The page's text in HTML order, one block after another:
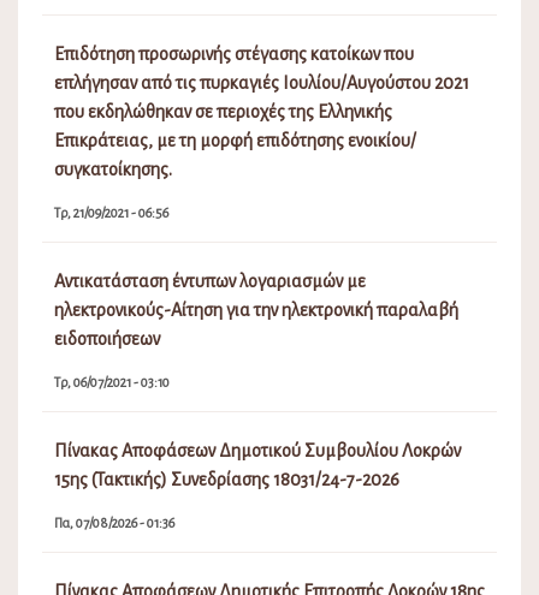
Επιδότηση προσωρινής στέγασης κατοίκων που
επλήγησαν από τις πυρκαγιές Ιουλίου/Αυγούστου 2021
που εκδηλώθηκαν σε περιοχές της Ελληνικής
Επικράτειας, με τη μορφή επιδότησης ενοικίου/
συγκατοίκησης.
Τρ, 21/09/2021 - 06:56
Αντικατάσταση έντυπων λογαριασμών με
ηλεκτρονικούς-Αίτηση για την ηλεκτρονική παραλαβή
ειδοποιήσεων
Τρ, 06/07/2021 - 03:10
Πίνακας Αποφάσεων Δημοτικού Συμβουλίου Λοκρών
15ης (Τακτικής) Συνεδρίασης 18031/24-7-2026
Πα, 07/08/2026 - 01:36